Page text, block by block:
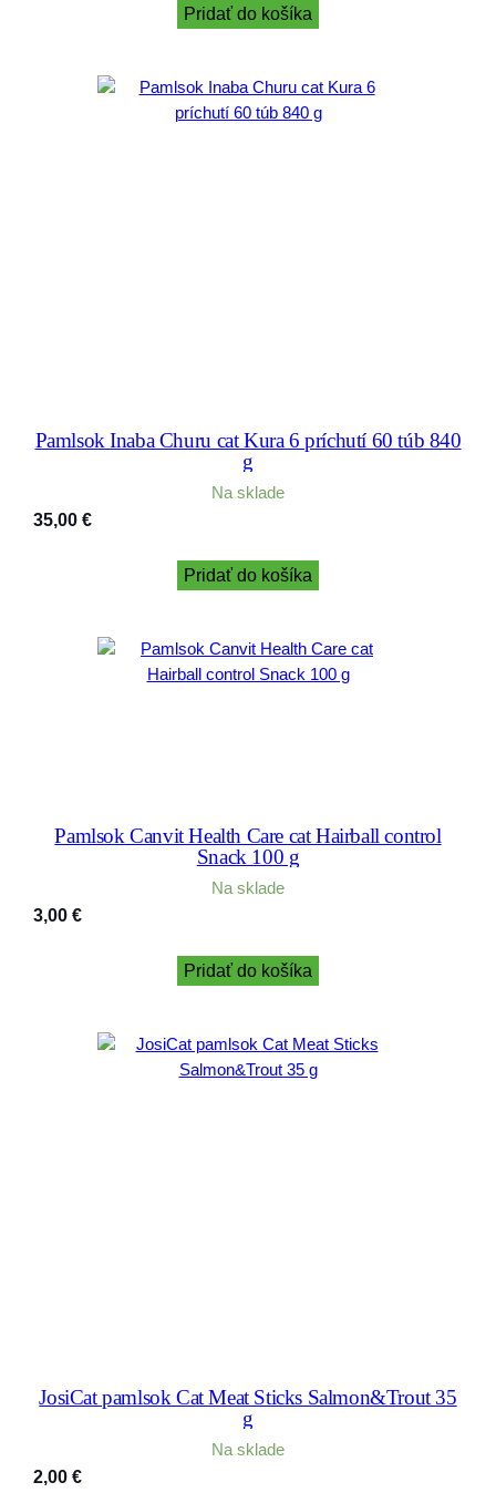
Pridať do košíka
Pamlsok Inaba Churu cat Kura 6 príchutí 60 túb 840
g
Na sklade
35,00 €
Pridať do košíka
Pamlsok Canvit Health Care cat Hairball control
Snack 100 g
Na sklade
3,00 €
Pridať do košíka
JosiCat pamlsok Cat Meat Sticks Salmon&Trout 35
g
Na sklade
2,00 €